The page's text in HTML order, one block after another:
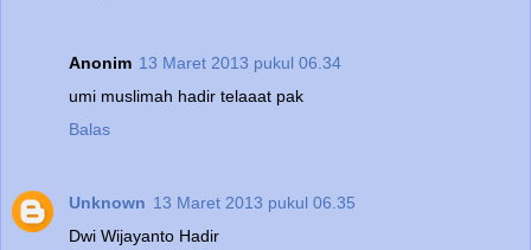
Anonim 13 Maret 2013 pukul 06.34
umi muslimah hadir telaaat pak
Balas
Unknown 13 Maret 2013 pukul 06.35
Dwi Wijayanto Hadir